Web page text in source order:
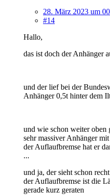
28. März 2023 um
#14
Hallo,
das ist doch der Anhänger
und der lief bei der
Anhänger 0,5t hinter dem
und wie schon weiter oben
sehr massiver Anhänger
der Auflaufbremse hat er
...
und ja, der sieht schon
der Auflaufbremse ist die
gerade kurz geraten